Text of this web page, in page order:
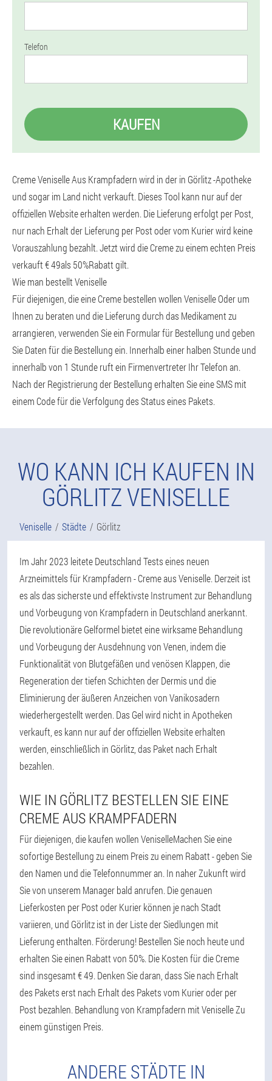
Telefon
KAUFEN
Creme Veniselle Aus Krampfadern wird in der in Görlitz -Apotheke
und sogar im Land nicht verkauft. Dieses Tool kann nur auf der
offiziellen Website erhalten werden. Die Lieferung erfolgt per Post,
nur nach Erhalt der Lieferung per Post oder vom Kurier wird keine
Vorauszahlung bezahlt. Jetzt wird die Creme zu einem echten Preis
verkauft € 49als 50%Rabatt gilt.
Wie man bestellt Veniselle
Für diejenigen, die eine Creme bestellen wollen Veniselle Oder um
Ihnen zu beraten und die Lieferung durch das Medikament zu
arrangieren, verwenden Sie ein Formular für Bestellung und geben
Sie Daten für die Bestellung ein. Innerhalb einer halben Stunde und
innerhalb von 1 Stunde ruft ein Firmenvertreter Ihr Telefon an.
Nach der Registrierung der Bestellung erhalten Sie eine SMS mit
einem Code für die Verfolgung des Status eines Pakets.
WO KANN ICH KAUFEN IN
GÖRLITZ VENISELLE
Veniselle Städte Görlitz
Im Jahr 2023 leitete Deutschland Tests eines neuen
Arzneimittels für Krampfadern - Creme aus Veniselle. Derzeit ist
es als das sicherste und effektivste Instrument zur Behandlung
und Vorbeugung von Krampfadern in Deutschland anerkannt.
Die revolutionäre Gelformel bietet eine wirksame Behandlung
und Vorbeugung der Ausdehnung von Venen, indem die
Funktionalität von Blutgefäßen und venösen Klappen, die
Regeneration der tiefen Schichten der Dermis und die
Eliminierung der äußeren Anzeichen von Vanikosadern
wiederhergestellt werden. Das Gel wird nicht in Apotheken
verkauft, es kann nur auf der offiziellen Website erhalten
werden, einschließlich in Görlitz, das Paket nach Erhalt
bezahlen.
WIE IN GÖRLITZ BESTELLEN SIE EINE
CREME AUS KRAMPFADERN
Für diejenigen, die kaufen wollen VeniselleMachen Sie eine
sofortige Bestellung zu einem Preis zu einem Rabatt - geben Sie
den Namen und die Telefonnummer an. In naher Zukunft wird
Sie von unserem Manager bald anrufen. Die genauen
Lieferkosten per Post oder Kurier können je nach Stadt
variieren, und Görlitz ist in der Liste der Siedlungen mit
Lieferung enthalten. Förderung! Bestellen Sie noch heute und
erhalten Sie einen Rabatt von 50%. Die Kosten für die Creme
sind insgesamt € 49. Denken Sie daran, dass Sie nach Erhalt
des Pakets erst nach Erhalt des Pakets vom Kurier oder per
Post bezahlen. Behandlung von Krampfadern mit Veniselle Zu
einem günstigen Preis.
ANDERE STÄDTE IN